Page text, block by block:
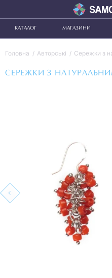
КАТАЛОГ МАГАЗИНИ
Головна Авторські Сережки з
СЕРЕЖКИ З